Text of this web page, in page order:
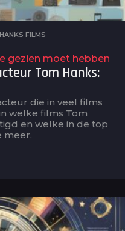
FILMS
gezien moet hebben
Tom Hanks:
die in veel films
welke films Tom
en welke in de top
meer.